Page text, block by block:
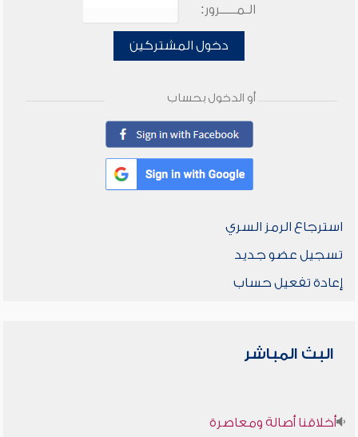
الـمـــــرور:
دخول المشتركين
أو الدخول بحساب
استرجاع الرمز السري
تسجيل عضو جديد
إعادة تفعيل حساب
البث المباشر
أخلاقنا أصالة ومعاصرة